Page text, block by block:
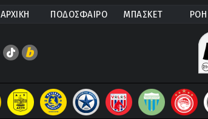
ΑΡΧΙΚΗ ΠΟΔΟΣΦΑΙΡΟ ΜΠΑΣΚΕΤ ΡΟΗ